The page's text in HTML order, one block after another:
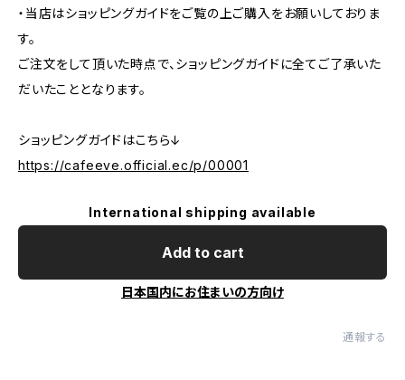
・当店はショッピングガイドをご覧の上ご購入をお願いしておりま
す。
ご注文をして頂いた時点で、ショッピングガイドに全てご了承いた
だいたこととなります。
ショッピングガイドはこちら↓
https://cafeeve.official.ec/p/00001
International shipping available
Add to cart
日本国内にお住まいの方向け
通報する